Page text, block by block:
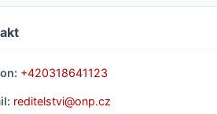
+420318641123
reditelstvi@onp.cz